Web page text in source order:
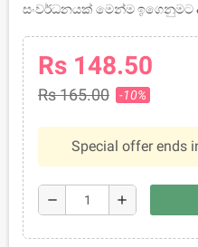
සංවර්ධනයක් මෙන්ම ඉගෙනුමට
Rs 148.50
Rs 165.00 -10%
Special offer ends
remove add